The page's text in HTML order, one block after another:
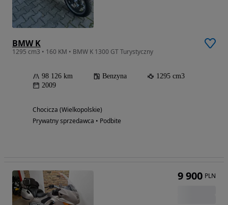
BMW K
1295 cm3 • 160 KM • BMW K 1300 GT Turystyczny
98 126 km Benzyna
1295 cm3
2009
Chocicza (Wielkopolskie)
Prywatny sprzedawca • Podbite
9 900 PLN